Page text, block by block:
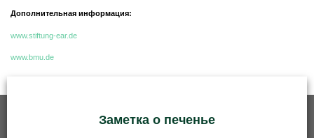
Дополнительная информация:
www.stiftung-ear.de
www.bmu.de
Заметка о печенье